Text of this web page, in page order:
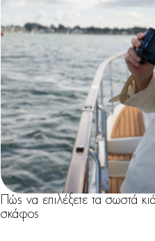
Πώς να επιλέξετε τα σωστά
σκάφος